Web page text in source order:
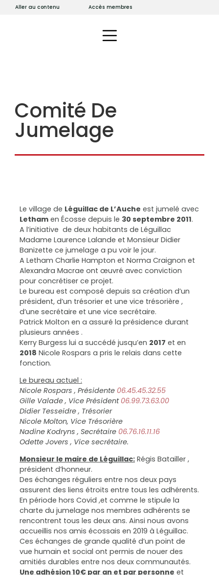
Aller au contenu Accès membres
Comité De
Jumelage
Le village de Léguillac de L’Auche est jumelé avec
Letham en Écosse depuis le 30 septembre 2011.
A l’initiative de deux habitants de Léguillac
Madame Laurence Lalande et Monsieur Didier
Banizette ce jumelage a pu voir le jour.
A Letham Charlie Hampton et Norma Craignon et
Alexandra Macrae ont œuvré avec conviction
pour concrétiser ce projet.
Le bureau est composé depuis sa création d’un
président, d’un trésorier et une vice trésorière ,
d’une secrétaire et une vice secrétaire.
Patrick Molton en a assuré la présidence durant
plusieurs années .
Kerry Burgess lui a succédé jusqu’en 2017 et en
2018 Nicole Rospars a pris le relais dans cette
fonction.
Le bureau actuel :
Nicole Rospars , Présidente 06.45.45.32.55
Gille Valade , Vice Président 06.99.73.63.00
Didier Tesseidre , Trésorier
Nicole Molton, Vice Trésorière
Nadine Kodryns , Secrétaire 06.76.16.11.16
Odette Jovers , Vice secrétaire.
Monsieur le maire de Léguillac: Régis Batailler ,
président d’honneur.
Des échanges réguliers entre nos deux pays
assurent des liens étroits entre tous les adhérents.
En période hors Covid ,et comme le stipule la
charte du jumelage nos membres adhérents se
rencontrent tous les deux ans. Ainsi nous avons
accueillis nos amis écossais en 2019 à Léguillac.
Ces échanges de grande qualité d’un point de
vue humain et social ont permis de nouer des
amitiés durables entre nos deux communautés.
Une adhésion 10€ par an et par personne et